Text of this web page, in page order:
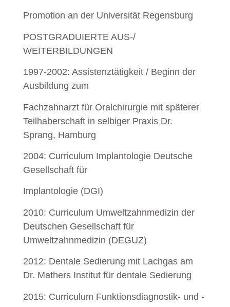
Promotion an der Universität Regensburg
POSTGRADUIERTE AUS-/
WEITERBILDUNGEN
1997-2002: Assistenztätigkeit / Beginn der
Ausbildung zum
Fachzahnarzt für Oralchirurgie mit späterer
Teilhaberschaft in selbiger Praxis Dr.
Sprang, Hamburg
2004: Curriculum Implantologie Deutsche
Gesellschaft für
Implantologie (DGI)
2010: Curriculum Umweltzahnmedizin der
Deutschen Gesellschaft für
Umweltzahnmedizin (DEGUZ)
2012: Dentale Sedierung mit Lachgas am
Dr. Mathers Institut für dentale Sedierung
2015: Curriculum Funktionsdiagnostik- und -